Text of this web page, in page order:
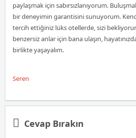
paylaşmak için sabırsızlanıyorum.
bir deneyimin garantisini sunuyorum.
tercih ettiğiniz lüks otellerde, sizi
benzersiz anlar için bana ulaşın,
birlikte yaşayalım.
Seren
Cevap Bırakın